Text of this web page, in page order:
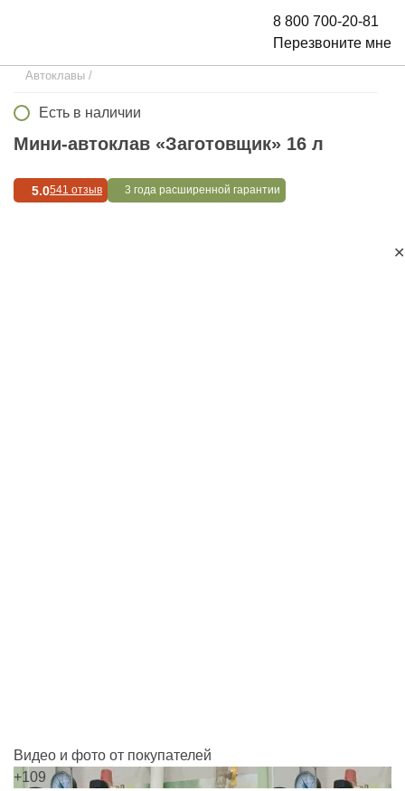
8 800 700-20-81
Перезвоните мне
Автоклавы /
Мини-автоклав «Заготовщик» 16 л
5.0541 отзыв 3 года расширенной гарантии
Есть в наличии
✕
Видео и фото от покупателей
+109